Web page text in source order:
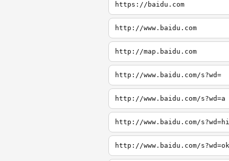
https://baidu.com
http://www.baidu.com
http://map.baidu.com
http://www.baidu.com/s?wd=
http://www.baidu.com/s?wd=a
http://www.baidu.com/s?wd=hi
http://www.baidu.com/s?wd=ok